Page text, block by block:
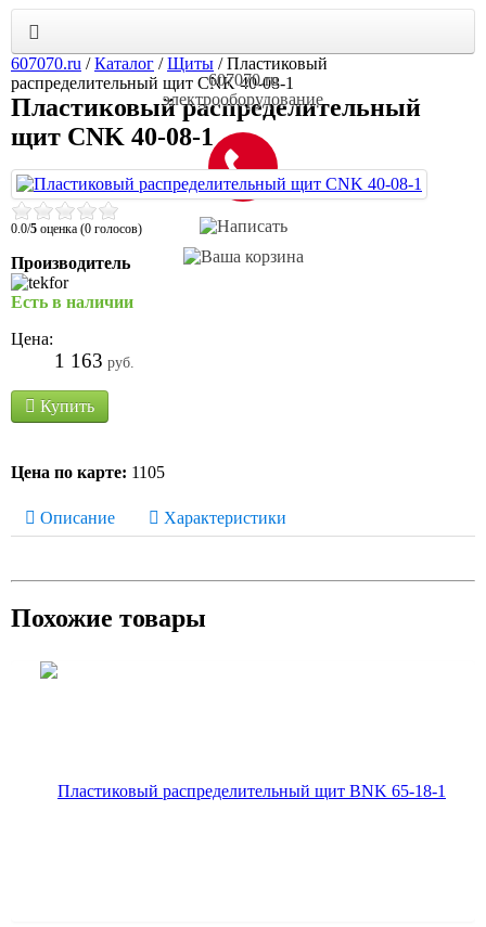
607070.ru
электрооборудование
607070.ru /Каталог /Щиты /Пластиковый
распределительный щит CNK 40-08-1
Пластиковый распределительный
щит CNK 40-08-1
0.0/5 оценка (0 голосов)
Производитель
Есть в наличии
Цена:
1 163 руб.
Купить
Цена по карте: 1105
Описание Характеристики
Похожие товары